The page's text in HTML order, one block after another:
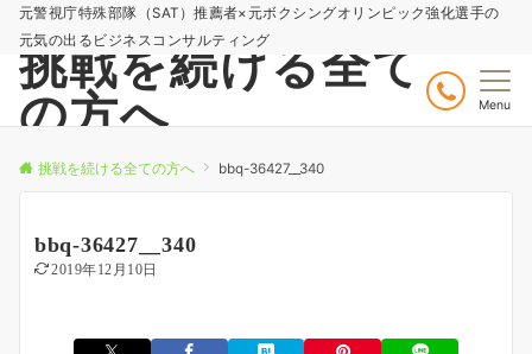
元警視庁特殊部隊（SAT）推薦者×元ボクシングオリンピック強化選手の
元気の出るビジネスコンサルティング
挑戦を続ける全て
の方へ
Menu
挑戦を続ける全ての方へ bbq-36427__340
bbq-36427__340
2019年12月10日